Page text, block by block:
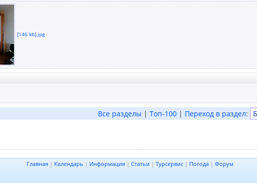
[146 kb].jpg
Все разделы | Топ-100 | Переход в раздел:
Главная | Календарь | Информация | Статьи | Турсервис | Погода | Форум